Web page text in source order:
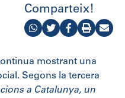
Comparteix!
mostrant una
Segons la tercera
a Catalunya, un